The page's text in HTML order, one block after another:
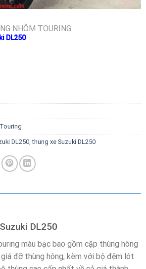
NHÔM TOURING
DL250
DL250,thung xe Suzuki DL250
DL250
màu bạc bao gồm cặp thùng hông
đỡ thùng hông, kèm với bộ đệm lót